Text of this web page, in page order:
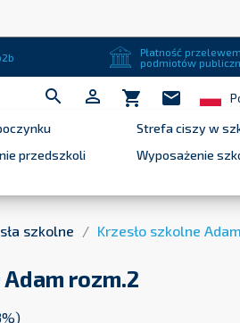
Płatność
podmiotów
  shopping_cart mail
Strefa ciszy w
przedszkoli
Wyposażenie
szkolne Krzesło szkolne
rozm.2